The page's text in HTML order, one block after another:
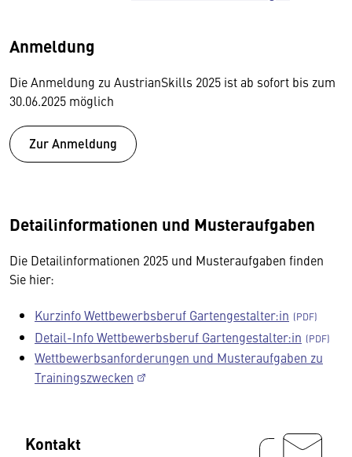
Anmeldung
Die Anmeldung zu AustrianSkills 2025 ist ab sofort bis zum
30.06.2025 möglich
Zur Anmeldung
Detailinformationen und Musteraufgaben
Die Detailinformationen 2025 und Musteraufgaben finden
Sie hier:
Kurzinfo Wettbewerbsberuf Gartengestalter:in
Detail-Info Wettbewerbsberuf Gartengestalter:in
Wettbewerbsanforderungen und Musteraufgaben zu
Trainingszwecken
Kontakt